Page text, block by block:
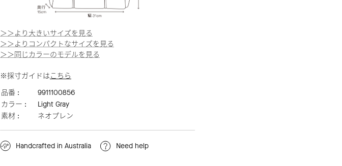
＞＞より大きいサイズを見る
＞＞よりコンパクトなサイズを見る
＞＞同じカラーのモデルを見る
※採寸ガイドはこちら
品番 :
9911100856
カラー :
Light Gray
素材 :
ネオプレン
Handcrafted in Australia Need help